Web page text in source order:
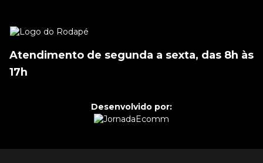
Atendimento de segunda a sexta, das 8h às
17h
Desenvolvido por: